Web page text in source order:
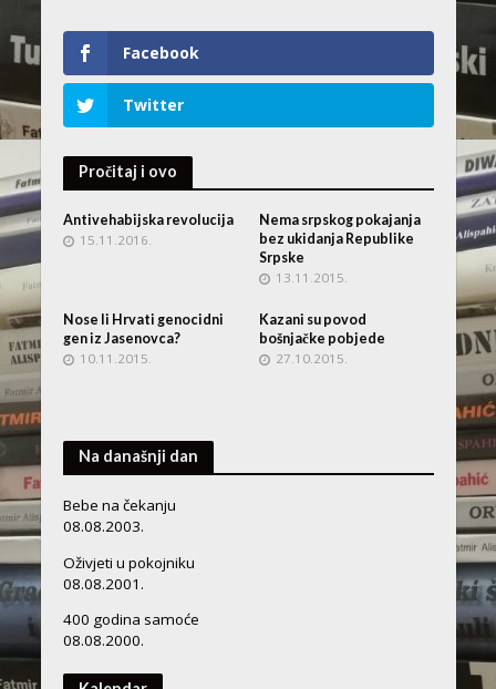
Facebook
Twitter
Pročitaj i ovo
Antivehabijska revolucija
15.11.2016.
Nema srpskog pokajanja
bez ukidanja Republike
Srpske
13.11.2015.
Nose li Hrvati genocidni
gen iz Jasenovca?
10.11.2015.
Kazani su povod
bošnjačke pobjede
27.10.2015.
Na današnji dan
Bebe na čekanju
08.08.2003.
Oživjeti u pokojniku
08.08.2001.
400 godina samoće
08.08.2000.